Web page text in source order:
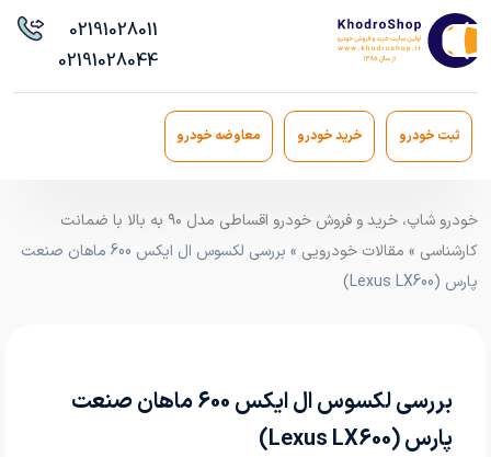
02191028011
02191028044
ثبت خودرو خرید خودرو معاوضه خودرو
خودرو شاپ، خرید و فروش خودرو اقساطی مدل ۹۰ به بالا با ضمانت
کارشناسی » مقالات خودرویی
» بررسی لکسوس ال ایکس 600 ماهان صنعت
پارس (Lexus LX600)
بررسی لکسوس ال ایکس 600 ماهان صنعت
پارس (Lexus LX600)